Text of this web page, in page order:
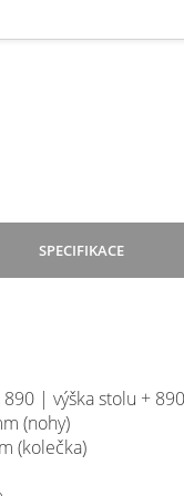
SPECIFIKACE
| výška stolu +